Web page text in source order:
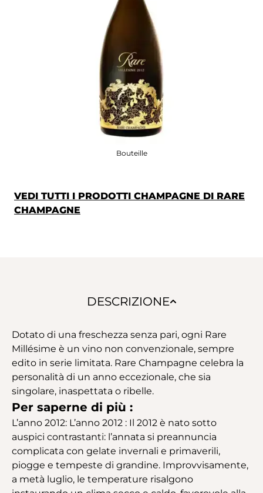
Bouteille
VEDI TUTTI I PRODOTTI CHAMPAGNE DI RARE
CHAMPAGNE
DESCRIZIONE
Dotato di una freschezza senza pari, ogni Rare
Millésime è un vino non convenzionale, sempre
edito in serie limitata. Rare Champagne celebra la
personalità di un anno eccezionale, che sia
singolare, inaspettata o ribelle.
Per saperne di più :
L’anno 2012: L’anno 2012 : Il 2012 è nato sotto
auspici contrastanti: l’annata si preannuncia
complicata con gelate invernali e primaverili,
piogge e tempeste di grandine. Improvvisamente,
a metà luglio, le temperature risalgono